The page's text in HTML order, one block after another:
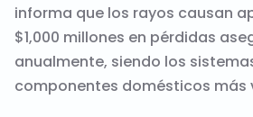
informa que los rayos causan
$1,000 millones en pérdidas
anualmente, siendo los
componentes domésticos más